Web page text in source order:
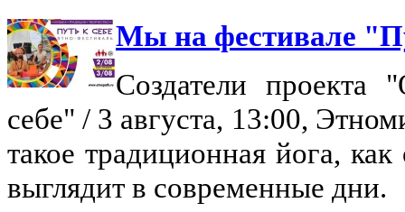
Мы на фестивале
Создатели проекта
себе" / 3 августа, 13:00,
такое традиционная йога,
выглядит в современные дни.